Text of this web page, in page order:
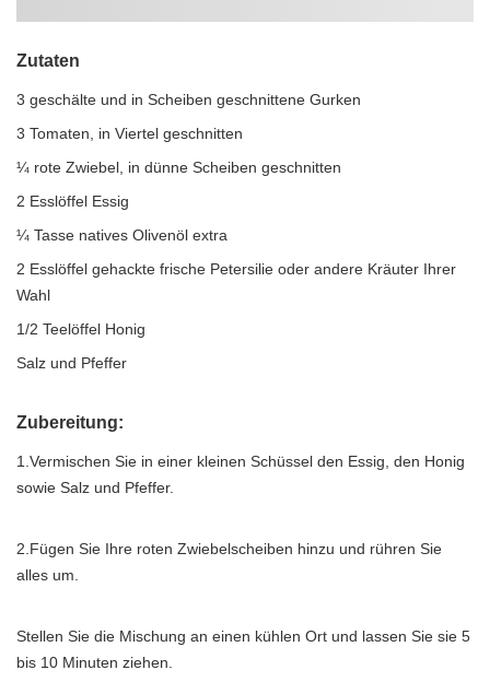
Zutaten
3 geschälte und in Scheiben geschnittene Gurken
3 Tomaten, in Viertel geschnitten
¼ rote Zwiebel, in dünne Scheiben geschnitten
2 Esslöffel Essig
¼ Tasse natives Olivenöl extra
2 Esslöffel gehackte frische Petersilie oder andere Kräuter Ihrer
Wahl
1/2 Teelöffel Honig
Salz und Pfeffer
Zubereitung:
1.Vermischen Sie in einer kleinen Schüssel den Essig, den Honig
sowie Salz und Pfeffer.
2.Fügen Sie Ihre roten Zwiebelscheiben hinzu und rühren Sie
alles um.
Stellen Sie die Mischung an einen kühlen Ort und lassen Sie sie 5
bis 10 Minuten ziehen.